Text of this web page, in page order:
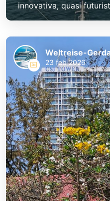
innovativa, quasi
Weltreise-
23 feb 2026